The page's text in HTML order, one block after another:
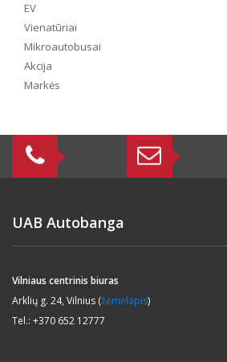
EV
Vienatūriai
Mikroautobusai
Akcija
Markės
UAB Autobanga
Vilniaus centrinis biuras
Arklių g. 24, Vilnius (žėmėlapis)
Tel.: +370 652 12777